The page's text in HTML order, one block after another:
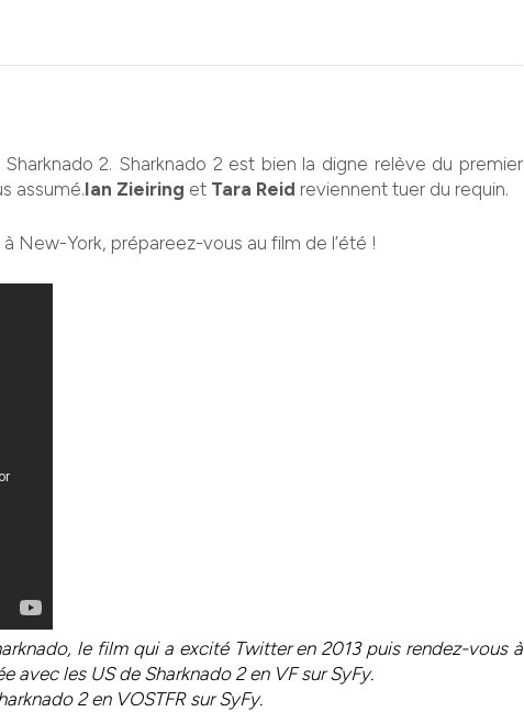
2. Sharknado 2 est bien la digne relève du premier
assumé.Ian Zieiring et Tara Reid reviennent tuer du requin.
New-York, prépareez-vous au film de l’été !
le film qui a excité Twitter en 2013 puis rendez-vous à
les US de Sharknado 2 en VF sur SyFy.
2 en VOSTFR sur SyFy.